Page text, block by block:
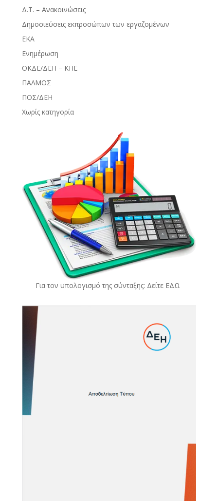
Δ.Τ. – Ανακοινώσεις
Δημοσιεύσεις εκπροσώπων των εργαζομένων
ΕΚΑ
Ενημέρωση
ΟΚΔΕ/ΔΕΗ – ΚΗΕ
ΠΑΛΜΟΣ
ΠΟΣ/ΔΕΗ
Χωρίς κατηγορία
Για τον υπολογισμό της σύνταξης: Δείτε ΕΔΩ